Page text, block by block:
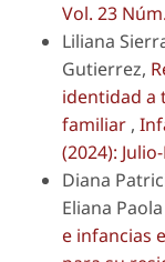
Vol. 23
Liliana
Gutierrez,
identidad a
familiar ,
(2024):
Diana
Eliana
e infancias